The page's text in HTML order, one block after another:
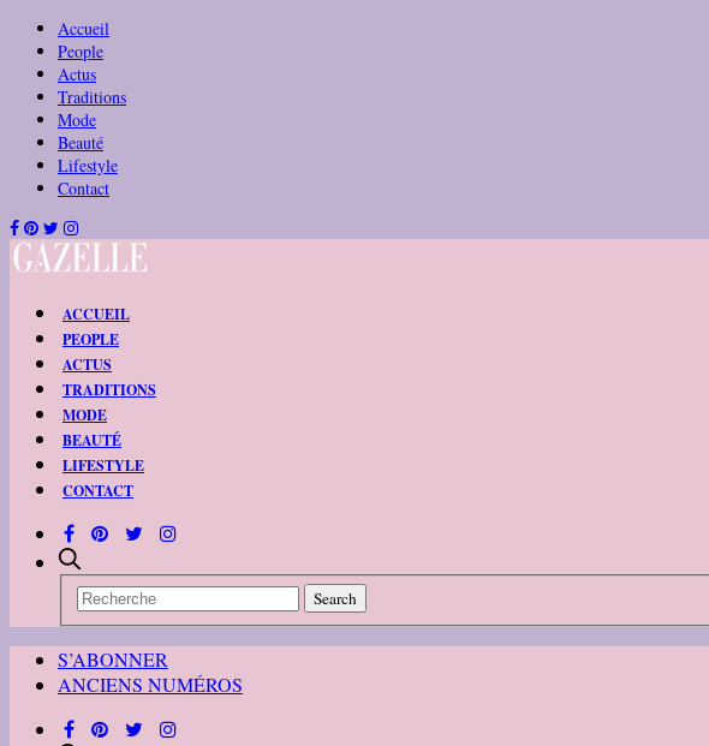
Accueil
People
Actus
Traditions
Mode
Beauté
Lifestyle
Contact
ACCUEIL
PEOPLE
ACTUS
TRADITIONS
MODE
BEAUTÉ
LIFESTYLE
CONTACT
S’ABONNER
ANCIENS NUMÉROS